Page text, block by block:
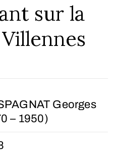
sur la
Georges
– 1950)